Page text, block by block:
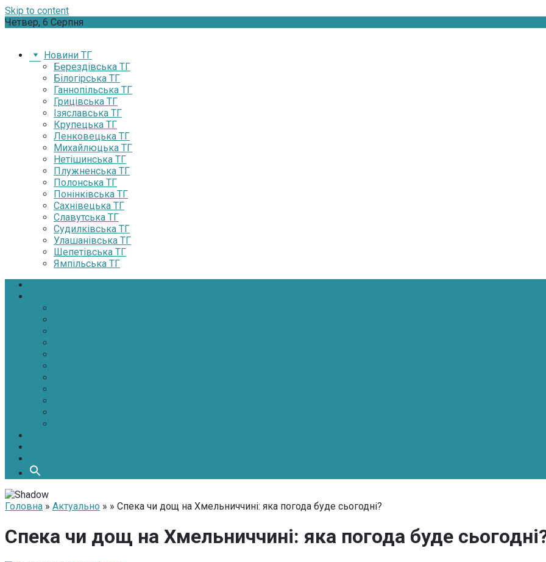
Skip to content
Четвер, 6 Серпня
Новини ТГ
Берездівська ТГ
Білогірська ТГ
Ганнопільська ТГ
Грицівська ТГ
Ізяславська ТГ
Крупецька ТГ
Ленковецька ТГ
Михайлюцька ТГ
Нетішинська ТГ
Плужненська ТГ
Полонська ТГ
Понінківська ТГ
Сахнівецька ТГ
Славутська ТГ
Судилківська ТГ
Улашанівська ТГ
Шепетівська ТГ
Ямпільська ТГ
Головна » Актуально » » Спека чи дощ на Хмельниччині: яка погода буде сьогодні?
Спека чи дощ на Хмельниччині: яка погода буде